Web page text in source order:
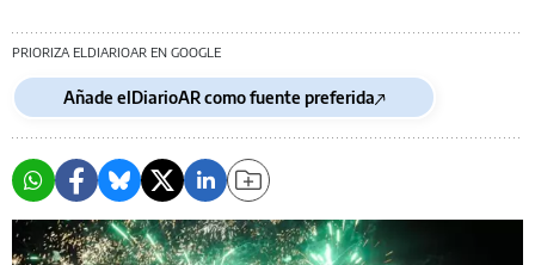
PRIORIZA ELDIARIOAR EN GOOGLE
Añade elDiarioAR como fuente preferida